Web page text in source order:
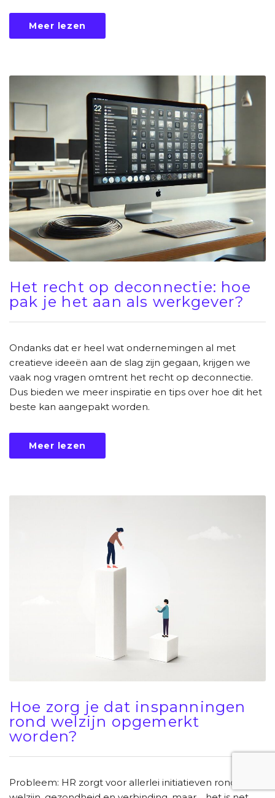
Meer lezen
Het recht op deconnectie: hoe
pak je het aan als werkgever?
Ondanks dat er heel wat ondernemingen al met
creatieve ideeën aan de slag zijn gegaan, krijgen we
vaak nog vragen omtrent het recht op deconnectie.
Dus bieden we meer inspiratie en tips over hoe dit het
beste kan aangepakt worden.
Meer lezen
Hoe zorg je dat inspanningen
rond welzijn opgemerkt
worden?
Probleem: HR zorgt voor allerlei initiatieven rond